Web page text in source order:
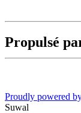
Propulsé
Proudly powered
Suwal